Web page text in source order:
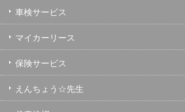
車検サービス
マイカーリース
保険サービス
えんちょう☆先生